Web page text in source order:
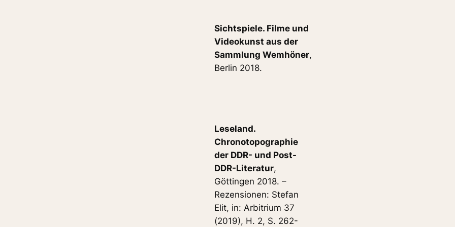
Sichtspiele. Filme und
Videokunst aus der
Sammlung Wemhöner,
Berlin 2018.
Leseland.
Chronotopographie
der DDR- und Post-
DDR-Literatur,
Göttingen 2018. –
Rezensionen: Stefan
Elit, in: Arbitrium 37
(2019), H. 2, S. 262-